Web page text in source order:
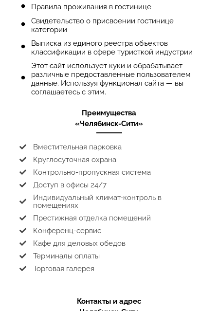
Правила проживания в гостинице
Свидетельство о присвоении гостинице
категории
Выписка из единого реестра объектов
классификации в сфере туристкой индустрии
Этот сайт использует куки и обрабатывает
различные предоставленные пользователем
данные. Используя функционал сайта — вы
соглашаетесь с этим.
Преимущества
«Челябинск-Сити»
Вместительная парковка
Круглосуточная охрана
Контрольно-пропускная система
Доступ в офисы 24/7
Индивидуальный климат-контроль в
помещениях
Престижная отделка помещений
Конференц-сервис
Кафе для деловых обедов
Терминалы оплаты
Торговая галерея
Контакты и адрес